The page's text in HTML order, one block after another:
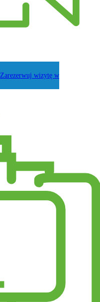
Zarezerwuj wizytę w